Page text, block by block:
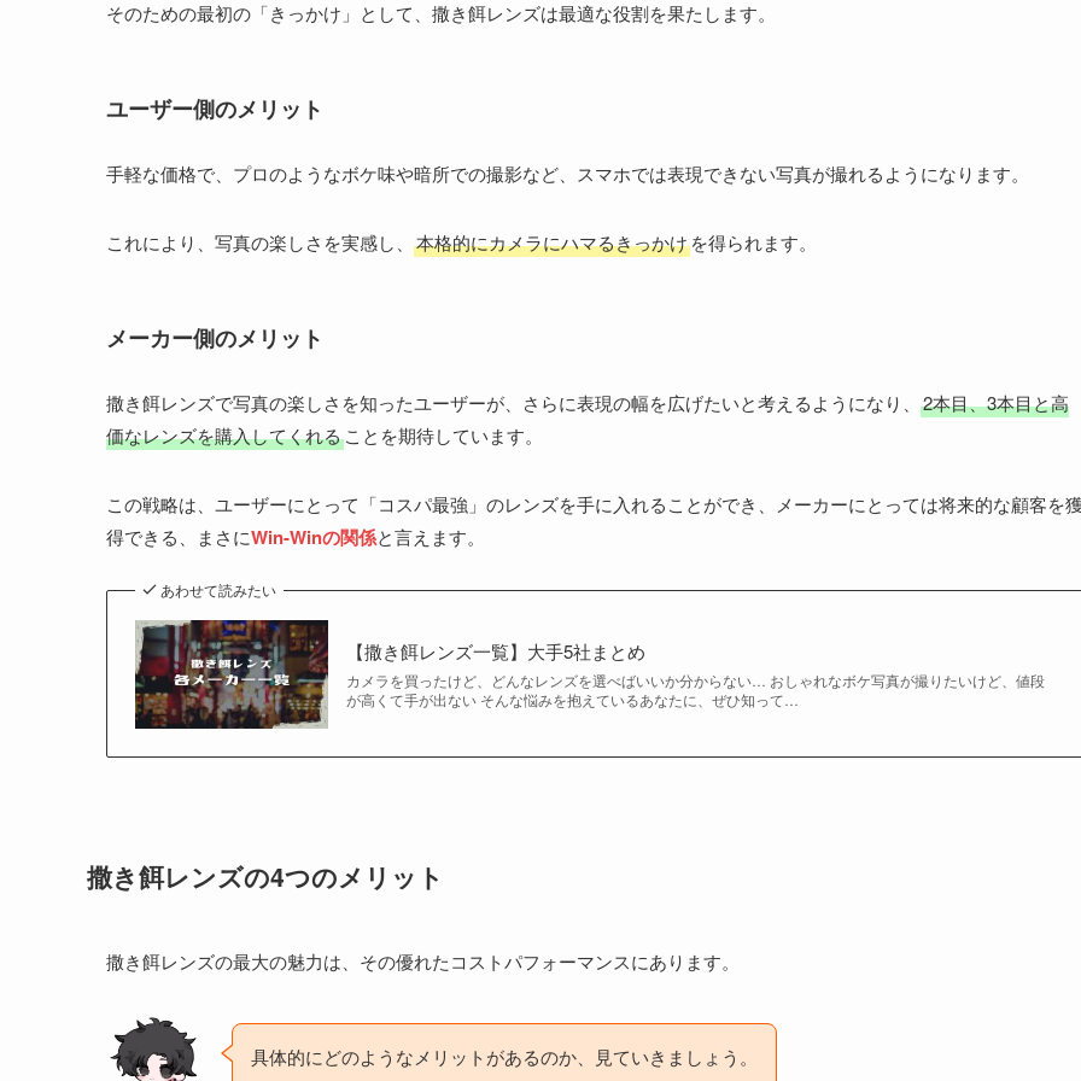
そのための最初の「きっかけ」として、撒き餌レンズは最適な役割を果たします。
ユーザー側のメリット
手軽な価格で、プロのようなボケ味や暗所での撮影など、スマホでは表現できない写真が撮れるようになります。
これにより、写真の楽しさを実感し、 本格的にカメラにハマるきっかけを得られます。
メーカー側のメリット
撒き餌レンズで写真の楽しさを知ったユーザーが、さらに表現の幅を広げたいと考えるようになり、 2本目、3本目と高
価なレンズを購入してくれることを期待しています。
この戦略は、ユーザーにとって「コスパ最強」のレンズを手に入れることができ、メーカーにとっては将来的な顧客を
得できる、まさにWin-Winの関係と言えます。
あわせて読みたい
【撒き餌レンズ一覧】大手5社まとめ
カメラを買ったけど、どんなレンズを選べばいいか分からない… おしゃれなボケ写真が撮りたいけど、値段
が高くて手が出ない そんな悩みを抱えているあなたに、ぜひ知って…
撒き餌レンズの4つのメリット
撒き餌レンズの最大の魅力は、その優れたコストパフォーマンスにあります。
具体的にどのようなメリットがあるのか、見ていきましょう。